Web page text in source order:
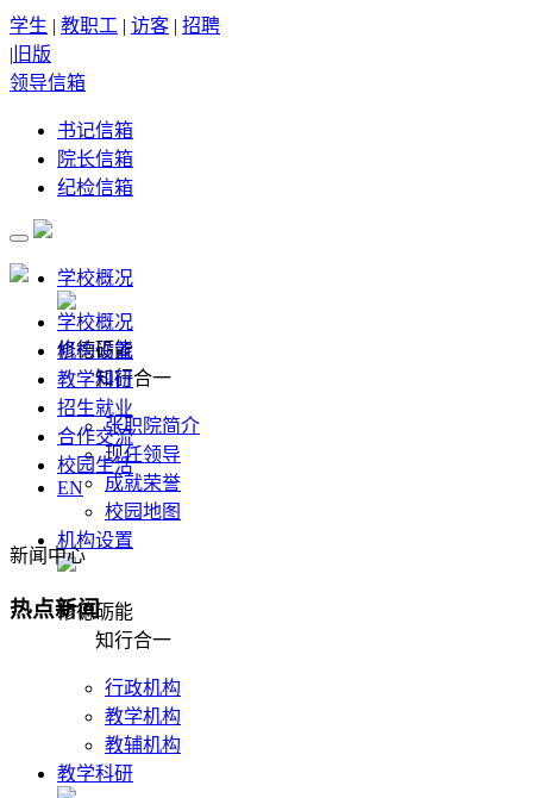
学生 | 教职工 | 访客 | 招聘
| 旧版
领导信箱
书记信箱
院长信箱
纪检信箱
学校概况
修德砺能
知行合一
张职院简介
现任领导
成就荣誉
校园地图
机构设置
修德砺能
知行合一
行政机构
教学机构
教辅机构
教学科研
学校概况
机构设置
教学科研
招生就业
合作交流
校园生活
EN
新闻中心
热点新闻